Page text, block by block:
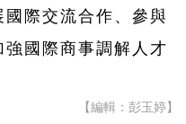
際交流合作、參與
國際商事調解人才
【編輯：彭玉婷】